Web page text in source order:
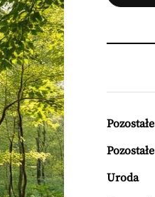
Pozostałe
Pozostałe
Uroda